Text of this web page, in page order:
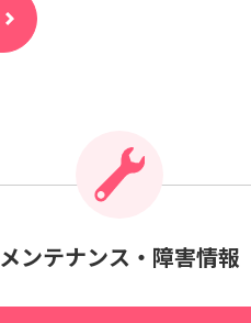
メンテナンス・障害情報